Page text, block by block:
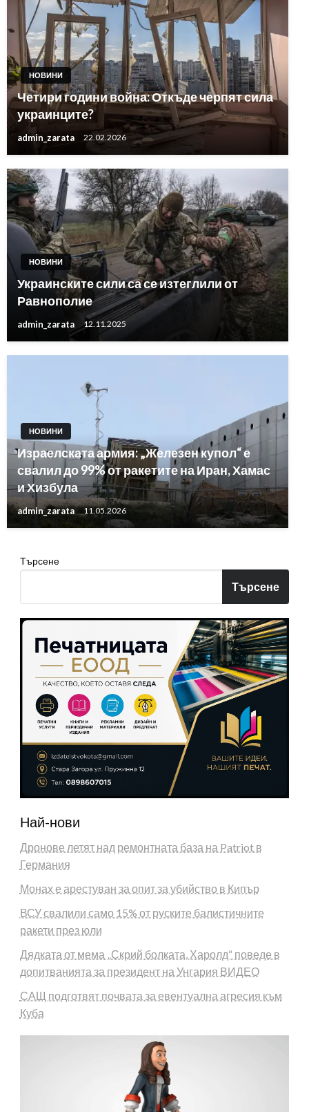
НОВИНИ
Четири години война: Откъде черпят сила
украинците?
admin_zarata 22.02.2026
НОВИНИ
Украинските сили са се изтеглили от
Равнополие
admin_zarata 12.11.2025
НОВИНИ
Израелската армия: „Железен купол“ е
свалил до 99% от ракетите на Иран, Хамас
и Хизбула
admin_zarata 11.05.2026
Търсене
Търсене
Най-нови
Дронове летят над ремонтната база на Patriot в
Германия
Монах е арестуван за опит за убийство в Кипър
ВСУ свалили само 15% от руските балистичните
ракети през юли
Дядката от мема „Скрий болката, Харолд“ поведе в
допитванията за президент на Унгария ВИДЕО
САЩ подготвят почвата за евентуална агресия към
Куба